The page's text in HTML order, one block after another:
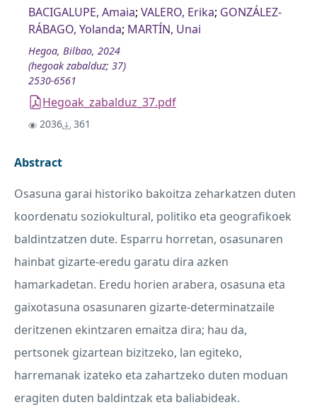
BACIGALUPE, Amaia; VALERO, Erika; GONZÁLEZ-
RÁBAGO, Yolanda; MARTÍN, Unai
Hegoa, Bilbao, 2024
(hegoak zabalduz; 37)
2530-6561
Hegoak_zabalduz_37.pdf
2036 361
Abstract
Osasuna garai historiko bakoitza zeharkatzen duten
koordenatu soziokultural, politiko eta geografikoek
baldintzatzen dute. Esparru horretan, osasunaren
hainbat gizarte-eredu garatu dira azken
hamarkadetan. Eredu horien arabera, osasuna eta
gaixotasuna osasunaren gizarte-determinatzaile
deritzenen ekintzaren emaitza dira; hau da,
pertsonek gizartean bizitzeko, lan egiteko,
harremanak izateko eta zahartzeko duten moduan
eragiten duten baldintzak eta baliabideak.